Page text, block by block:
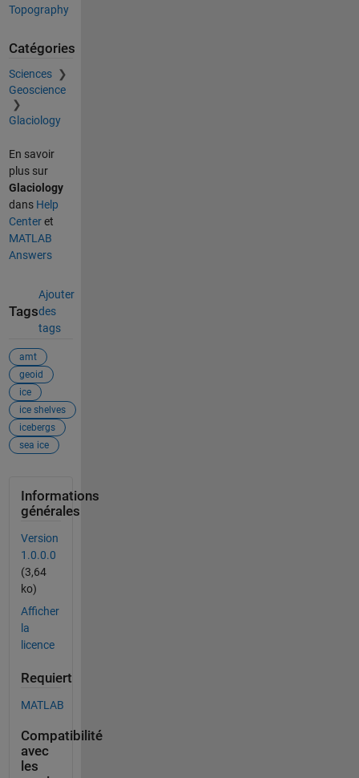
Topography
Catégories
Sciences
Geoscience
Glaciology
En savoir
plus sur
Glaciology
dans Help
Centeret
MATLAB
Answers
Tags
Ajouter
des
tags
amt
geoid
ice
ice shelves
icebergs
sea ice
Informations
générales
Version
1.0.0.0
(3,64
ko)
Afficher
la
licence
Requiert
MATLAB
Compatibilité
avec
les